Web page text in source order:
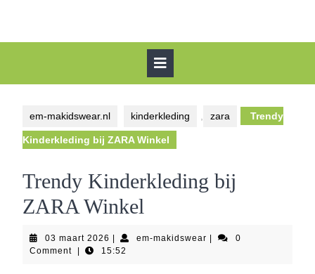
em-makidswear.nl kinderkleding zara Trendy
Kinderkleding bij ZARA Winkel
Trendy Kinderkleding bij
ZARA Winkel
03 maart 2026 03
maart
em-makidswear em-
0
Comment
15:52